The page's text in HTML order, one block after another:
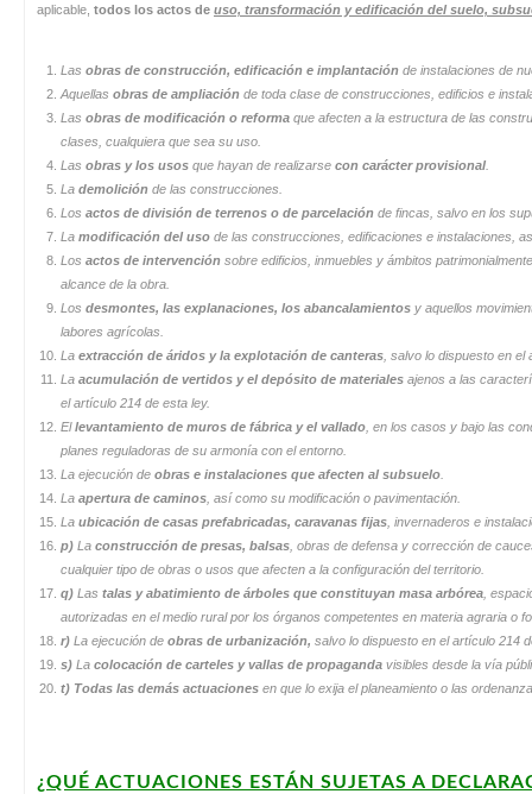
aplicable, todos los actos de uso, transformación y edificación del suelo,
Las obras de construcción, edificación e implantación de instalaciones de
Aquellas obras de ampliación de toda clase de construcciones, edificios e
Las obras de modificación o reforma que afecten a la estructura de las
clases, cualquiera que sea su uso.
Las obras y los usos que hayan de realizarse con carácter provisional
La demolición de las construcciones.
Los actos de división de terrenos o de parcelación de fincas, salvo en los
La modificación del uso de las construcciones, edificaciones e instalaciones,
Los actos de intervención sobre edificios, inmuebles y ámbitos
alcance de la obra.
Los desmontes, las explanaciones, los abancalamientos y aquellos
labores agrícolas.
La extracción de áridos y la explotación de canteras , salvo lo dispuesto en
La acumulación de vertidos y el depósito de materiales ajenos a las
el artículo 214 de esta ley.
Ellevantamiento de muros de fábrica y el vallado , en los casos y bajo las
planes reguladoras de su armonía con el entorno.
La ejecución de obras e instalaciones que afecten al subsuelo
La apertura de caminos , así como su modificación o pavimentación.
La ubicación de casas prefabricadas, caravanas fijas , invernaderos e
p) La construcción de presas, balsas , obras de defensa y corrección de
cualquier tipo de obras o usos que afecten a la configuración del territorio.
q) Las talas y abatimiento de árboles que constituyan masa arbórea ,
autorizadas en el medio rural por los órganos competentes en materia agraria o
r) La ejecución de obras de urbanización, salvo lo dispuesto en el artículo 214
s) La colocación de carteles y vallas de propaganda visibles desde la vía
t) Todas las demás actuaciones en que lo exija el planeamiento o las
¿QUÉ ACTUACIONES ESTÁN SUJETAS A